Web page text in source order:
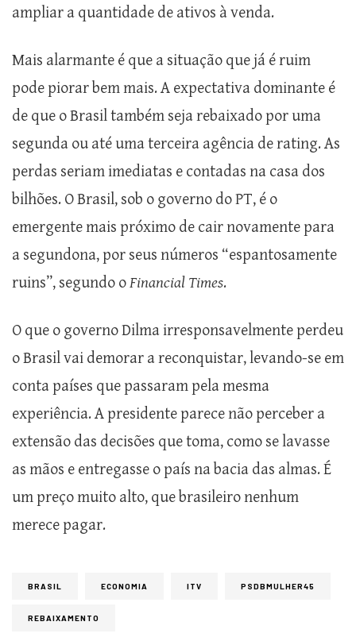
ampliar a quantidade de ativos à venda.
Mais alarmante é que a situação que já é ruim
pode piorar bem mais. A expectativa dominante é
de que o Brasil também seja rebaixado por uma
segunda ou até uma terceira agência de rating. As
perdas seriam imediatas e contadas na casa dos
bilhões. O Brasil, sob o governo do PT, é o
emergente mais próximo de cair novamente para
a segundona, por seus números “espantosamente
ruins”, segundo oFinancial Times.
O que o governo Dilma irresponsavelmente perdeu
o Brasil vai demorar a reconquistar, levando-se em
conta países que passaram pela mesma
experiência. A presidente parece não perceber a
extensão das decisões que toma, como se lavasse
as mãos e entregasse o país na bacia das almas. É
um preço muito alto, que brasileiro nenhum
merece pagar.
BRASIL ECONOMIA ITV PSDBMULHER45
REBAIXAMENTO